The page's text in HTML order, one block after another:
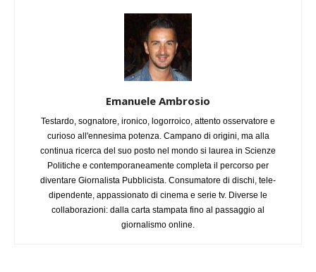
Emanuele Ambrosio
Testardo, sognatore, ironico, logorroico, attento osservatore e
curioso all'ennesima potenza. Campano di origini, ma alla
continua ricerca del suo posto nel mondo si laurea in Scienze
Politiche e contemporaneamente completa il percorso per
diventare Giornalista Pubblicista. Consumatore di dischi, tele-
dipendente, appassionato di cinema e serie tv. Diverse le
collaborazioni: dalla carta stampata fino al passaggio al
giornalismo online.